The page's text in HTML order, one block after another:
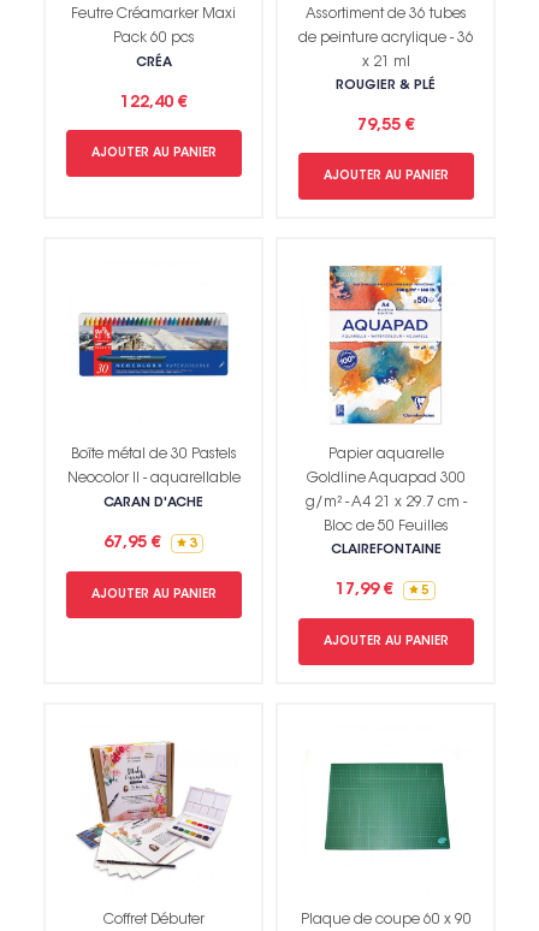
Feutre Créamarker Maxi
Pack 60 pcs
CRÉA
122,40 €
AJOUTER AU PANIER
Assortiment de 36 tubes
de peinture acrylique - 36
x 21 ml
ROUGIER & PLÉ
79,55 €
AJOUTER AU PANIER
Boîte métal de 30 Pastels
Neocolor II - aquarellable
CARAN D'ACHE
67,95 € 3
AJOUTER AU PANIER
Papier aquarelle
Goldline Aquapad 300
g/m² - A4 21 x 29.7 cm -
Bloc de 50 Feuilles
CLAIREFONTAINE
17,99 € 5
AJOUTER AU PANIER
Coffret Débuter
Plaque de coupe 60 x 90